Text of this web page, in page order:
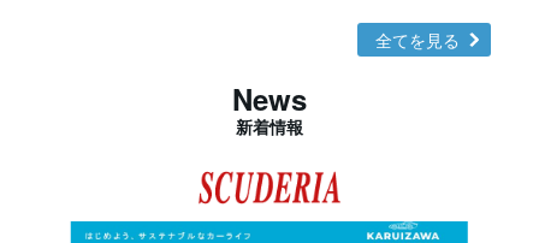
全てを見る
News
新着情報